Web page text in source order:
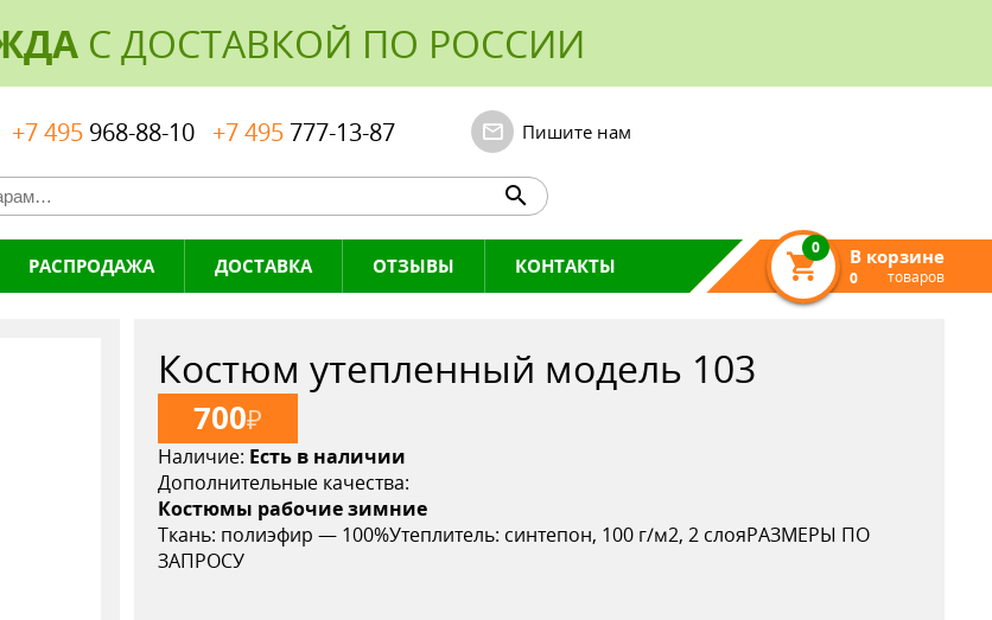
С ДОСТАВКОЙ ПО РОССИИ
+7 495 968-88-10 +7 495 777-13-87 Пишите нам
РАСПРОДАЖА ДОСТАВКА ОТЗЫВЫ КОНТАКТЫ
0 В корзине
0 товаров
Костюм утепленный модель 103
700₽
Наличие: Есть в наличии
Дополнительные качества:
Костюмы рабочие зимние
Ткань: полиэфир — 100%Утеплитель: синтепон, 100 г/м2, 2 слояРАЗМЕРЫ ПО
ЗАПРОСУ